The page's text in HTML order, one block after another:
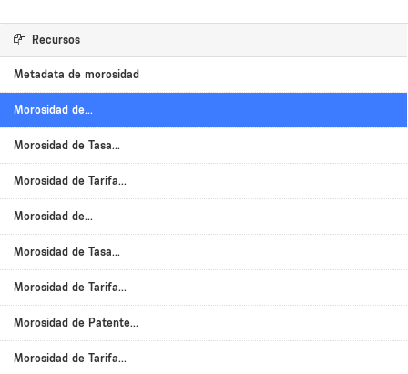
Recursos
Metadata de morosidad
Morosidad de...
Morosidad de Tasa...
Morosidad de Tarifa...
Morosidad de...
Morosidad de Tasa...
Morosidad de Tarifa...
Morosidad de Patente...
Morosidad de Tarifa...